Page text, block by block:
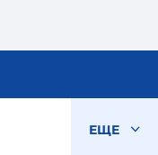
ЕЩЕ